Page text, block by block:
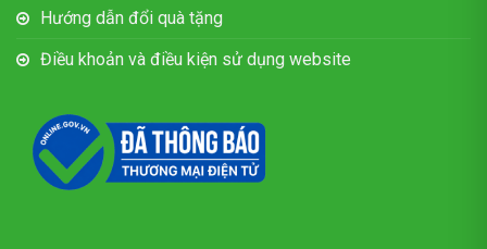
Hướng dẫn đổi quà tặng
Điều khoản và điều kiện sử dụng website